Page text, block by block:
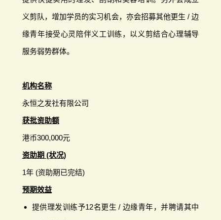
义剪队，增加学员的实习机会，亦会招募其他更生 / 边
缘青年接受心灵陪伴义工训练，以义剪结合心理辅导
服务弱势群体。
机构名称
永恒之发社有限公司
获批资助额
港币300,000元
资助期 (状况)
1年 (资助期已完结)
预期效益
提供理发训练予12名更生 / 边缘青年，并聘请其中